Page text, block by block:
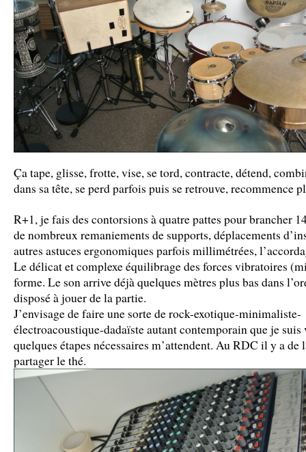
Ça tape, glisse, frotte, vise, se tord, contracte, détend,
dans sa tête, se perd parfois puis se retrouve, recommence
R+1, je fais des contorsions à quatre pattes pour brancher
de nombreux remaniements de supports, déplacements
autres astuces ergonomiques parfois millimétrées,
Le délicat et complexe équilibrage des forces vibratoires
forme. Le son arrive déjà quelques mètres plus bas dans
disposé à jouer de la partie.
J’envisage de faire une sorte de rock-exotique-minimaliste-
électroacoustique-dadaïste autant contemporain que je
quelques étapes nécessaires m’attendent. Au RDC il y a de
partager le thé.